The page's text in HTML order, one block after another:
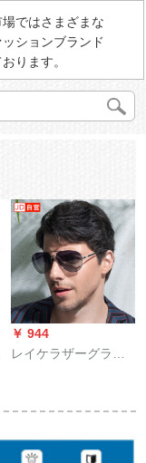
ではさまざまな
ションブランド
ります。
￥ 944
レイケラザーグラグ
运転目偏光サングリ
男H 284枪枠グラッド